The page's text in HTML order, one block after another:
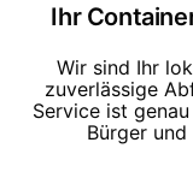
Ihr
Wir sind Ihr
zuverlässige
Service ist
Bürger